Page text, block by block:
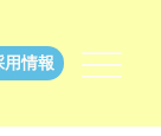
用情報